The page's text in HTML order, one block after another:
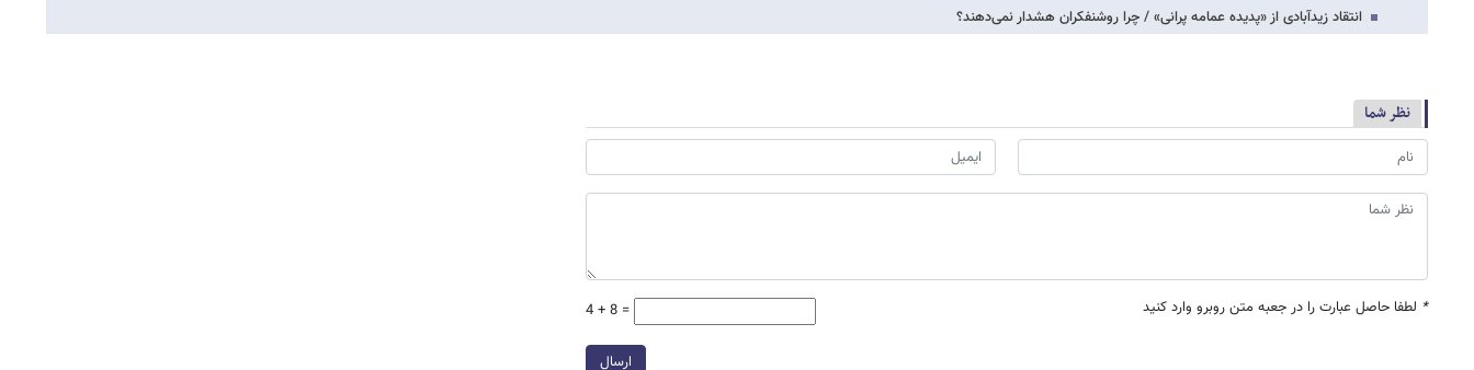
انتقاد زیدآبادی از «پدیده عمامه‌ پرانی» / چرا روشنفکران هشدار نمی‌دهند؟
نظر شما
* لطفا حاصل عبارت را در جعبه متن روبرو وارد کنید 4 + 8 =
ارسال